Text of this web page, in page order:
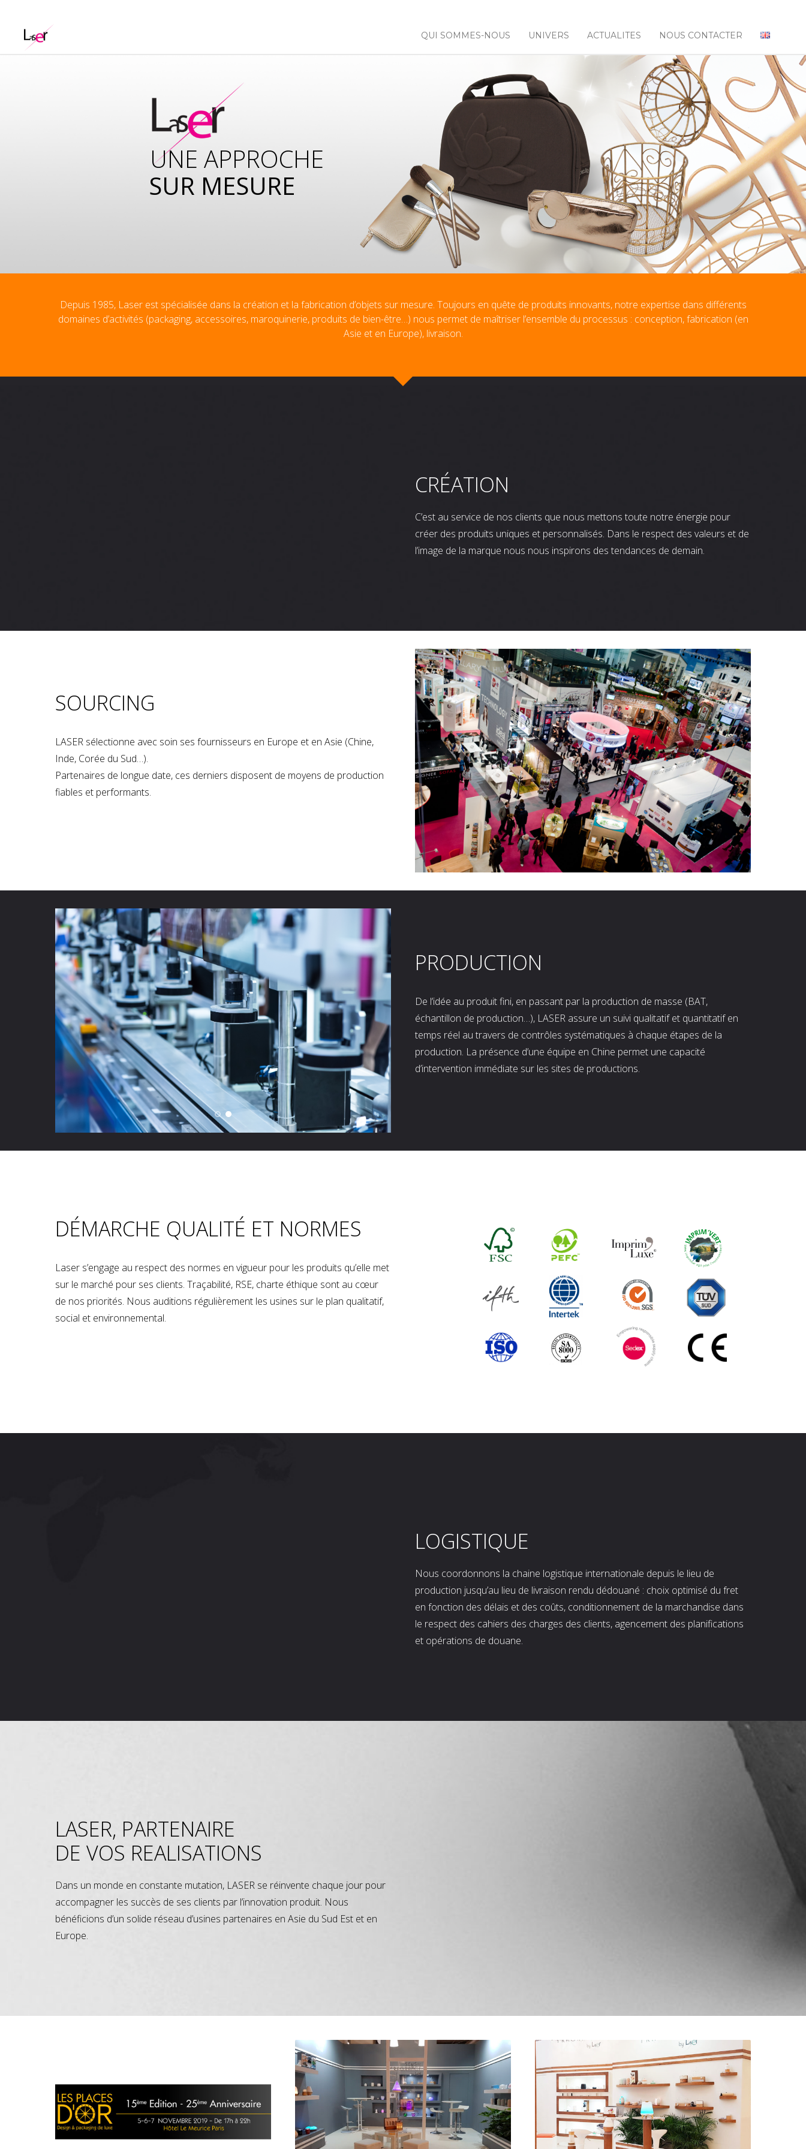
QUI SOMMES-NOUS UNIVERS ACTUALITES NOUS CONTACTER
SUR MESURE
UNE APPROCHE
Depuis 1985, Laser est spécialisée dans la création et la fabrication d’objets sur mesure. Toujours en quête de produits innovants, notre expertise dans différents
domaines d’activités (packaging, accessoires, maroquinerie, produits de bien-être…) nous permet de maîtriser l’ensemble du processus : conception, fabrication (en
Asie et en Europe), livraison.
CRÉATION
C’est au service de nos clients que nous mettons toute notre énergie pour
créer des produits uniques et personnalisés. Dans le respect des valeurs et de
l’image de la marque nous nous inspirons des tendances de demain.
SOURCING
LASER sélectionne avec soin ses fournisseurs en Europe et en Asie (Chine,
Inde, Corée du Sud…).
Partenaires de longue date, ces derniers disposent de moyens de production
fiables et performants.
PRODUCTION
De l’idée au produit fini, en passant par la production de masse (BAT,
échantillon de production…), LASER assure un suivi qualitatif et quantitatif en
temps réel au travers de contrôles systématiques à chaque étapes de la
production. La présence d’une équipe en Chine permet une capacité
d’intervention immédiate sur les sites de productions.
DÉMARCHE QUALITÉ ET NORMES
Laser s’engage au respect des normes en vigueur pour les produits qu’elle met
sur le marché pour ses clients. Traçabilité, RSE, charte éthique sont au cœur
de nos priorités. Nous auditions régulièrement les usines sur le plan qualitatif,
social et environnemental.
LOGISTIQUE
Nous coordonnons la chaine logistique internationale depuis le lieu de
production jusqu’au lieu de livraison rendu dédouané : choix optimisé du fret
en fonction des délais et des coûts, conditionnement de la marchandise dans
le respect des cahiers des charges des clients, agencement des planifications
et opérations de douane.
LASER, PARTENAIRE
DE VOS REALISATIONS
Dans un monde en constante mutation, LASER se réinvente chaque jour pour
accompagner les succès de ses clients par l’innovation produit. Nous
bénéficions d’un solide réseau d’usines partenaires en Asie du Sud Est et en
Europe.